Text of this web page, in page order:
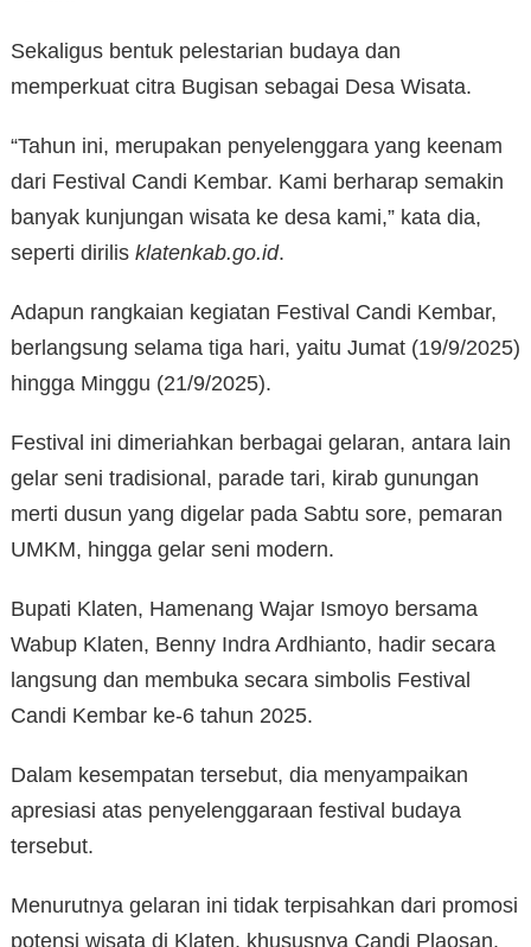
Sekaligus bentuk pelestarian budaya dan
memperkuat citra Bugisan sebagai Desa Wisata.
“Tahun ini, merupakan penyelenggara yang keenam
dari Festival Candi Kembar. Kami berharap semakin
banyak kunjungan wisata ke desa kami,” kata dia,
seperti dirilis klatenkab.go.id.
Adapun rangkaian kegiatan Festival Candi Kembar,
berlangsung selama tiga hari, yaitu Jumat (19/9/2025)
hingga Minggu (21/9/2025).
Festival ini dimeriahkan berbagai gelaran, antara lain
gelar seni tradisional, parade tari, kirab gunungan
merti dusun yang digelar pada Sabtu sore, pemaran
UMKM, hingga gelar seni modern.
Bupati Klaten, Hamenang Wajar Ismoyo bersama
Wabup Klaten, Benny Indra Ardhianto, hadir secara
langsung dan membuka secara simbolis Festival
Candi Kembar ke-6 tahun 2025.
Dalam kesempatan tersebut, dia menyampaikan
apresiasi atas penyelenggaraan festival budaya
tersebut.
Menurutnya gelaran ini tidak terpisahkan dari promosi
potensi wisata di Klaten, khususnya Candi Plaosan.